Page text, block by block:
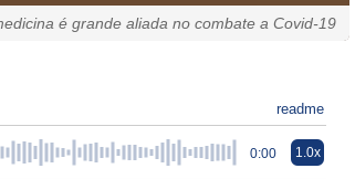
é grande aliada no combate a Covid-19
readme
0:00 1.0x